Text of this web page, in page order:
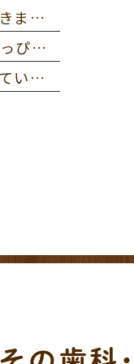
デンタルショーに行ってきました。
本日はデンソーさんの歯っぴー健診に参加してきました。
ダスキンさんに床清掃していただきました。